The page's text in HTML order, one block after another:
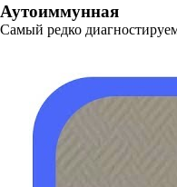
Аутоиммунная
Самый редко